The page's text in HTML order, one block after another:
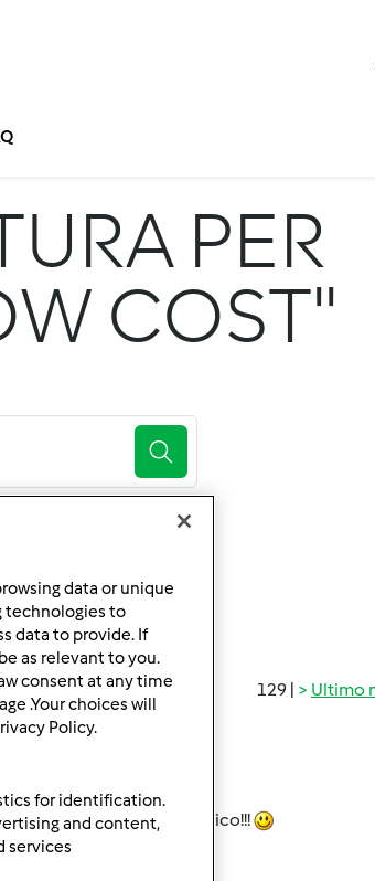
PER
COST"
129 | Ultimo
stesso modo, è fantastico!!!
data or unique
technologies to
data to provide. If
as relevant to you.
consent at any time
.Your choices will
Policy.
for identification.
and content,
services